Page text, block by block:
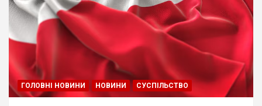
ГОЛОВНІ НОВИНИ НОВИНИ СУСПІЛЬСТВО